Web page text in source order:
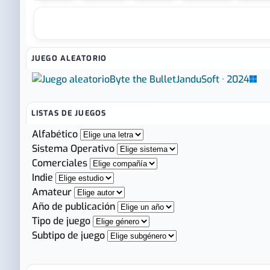
JUEGO ALEATORIO
Byte the BulletJanduSoft · 2024
LISTAS DE JUEGOS
Alfabético
Sistema Operativo
Comerciales
Indie
Amateur
Año de publicación
Tipo de juego
Subtipo de juego